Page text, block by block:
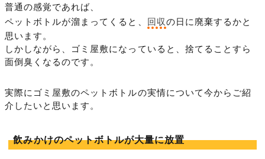
普通の感覚であれば、
ペットボトルが溜まってくると、 回収の日に廃棄するかと
思います。
しかしながら、ゴミ屋敷になっていると、捨てることすら
面倒臭くなるのです。
実際にゴミ屋敷のペットボトルの実情について今からご紹
介したいと思います。
飲みかけのペットボトルが大量に放置